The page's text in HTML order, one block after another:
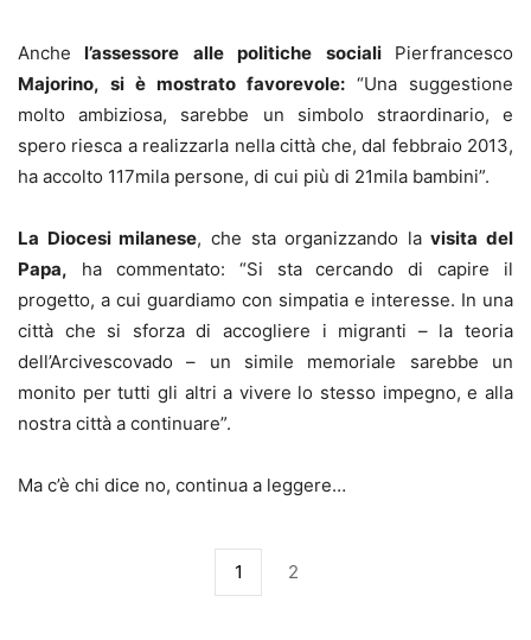
Anche l’assessore alle politiche sociali Pierfrancesco
Majorino, si è mostrato favorevole: “Una suggestione
molto ambiziosa, sarebbe un simbolo straordinario, e
spero riesca a realizzarla nella città che, dal febbraio 2013,
ha accolto 117mila persone, di cui più di 21mila bambini”.
La Diocesi milanese, che sta organizzando lavisita del
Papa, ha commentato: “Si sta cercando di capire il
progetto, a cui guardiamo con simpatia e interesse. In una
città che si sforza di accogliere i migranti – la teoria
dell’Arcivescovado – un simile memoriale sarebbe un
monito per tutti gli altri a vivere lo stesso impegno, e alla
nostra città a continuare”.
Ma c’è chi dice no, continua a leggere…
1 2